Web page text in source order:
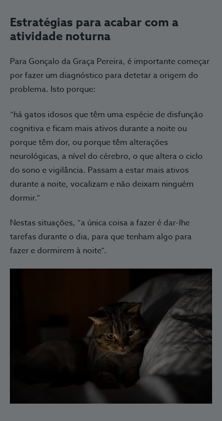
Estratégias para acabar com a
atividade noturna
Para Gonçalo da Graça Pereira, é importante começar
por fazer um diagnóstico para detetar a origem do
problema. Isto porque:
“há gatos idosos que têm uma espécie de disfunção
cognitiva e ficam mais ativos durante a noite ou
porque têm dor, ou porque têm alterações
neurológicas, a nível do cérebro, o que altera o ciclo
do sono e vigilância. Passam a estar mais ativos
durante a noite, vocalizam e não deixam ninguém
dormir.”
Nestas situações, “a única coisa a fazer é dar-lhe
tarefas durante o dia, para que tenham algo para
fazer e dormirem à noite”.